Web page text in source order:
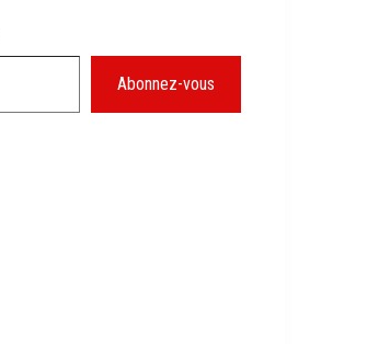
Abonnez-vous